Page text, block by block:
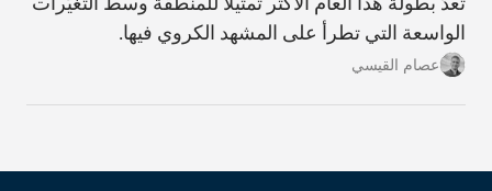
الواسعة التي تطرأ على المشهد الكروي فيها.
عصام القيسي